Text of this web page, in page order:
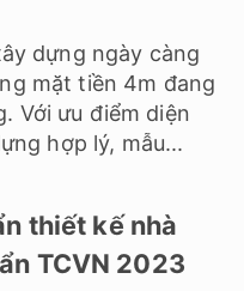
dựng ngày càng
mặt tiền 4m đang
Với ưu điểm diện
hợp lý, mẫu...
thiết kế nhà
TCVN 2023